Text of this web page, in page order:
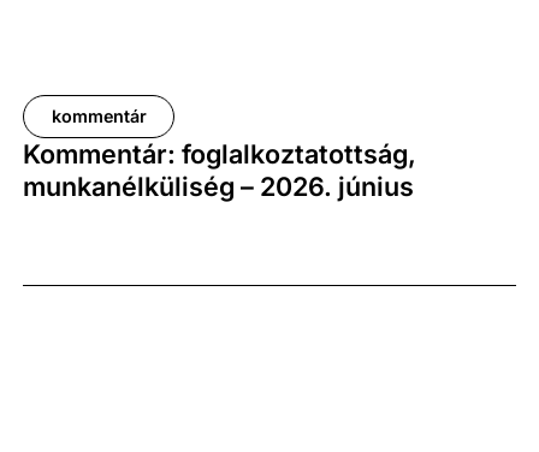
kommentár
Kommentár: foglalkoztatottság,
munkanélküliség – 2026. június